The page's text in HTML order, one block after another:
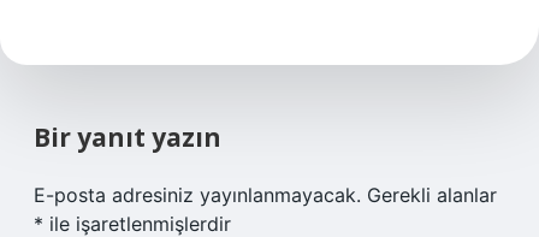
Bir yanıt yazın
E-posta adresiniz yayınlanmayacak. Gerekli alanlar
* ile işaretlenmişlerdir